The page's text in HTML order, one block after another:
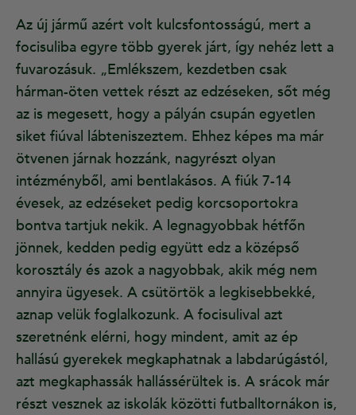
Az új jármű azért volt kulcsfontosságú, mert a
focisuliba egyre több gyerek járt, így nehéz lett a
fuvarozásuk. „Emlékszem, kezdetben csak
hárman-öten vettek részt az edzéseken, sőt még
az is megesett, hogy a pályán csupán egyetlen
siket fiúval lábteniszeztem. Ehhez képes ma már
ötvenen járnak hozzánk, nagyrészt olyan
intézményből, ami bentlakásos. A fiúk 7-14
évesek, az edzéseket pedig korcsoportokra
bontva tartjuk nekik. A legnagyobbak hétfőn
jönnek, kedden pedig együtt edz a középső
korosztály és azok a nagyobbak, akik még nem
annyira ügyesek. A csütörtök a legkisebbekké,
aznap velük foglalkozunk. A focisulival azt
szeretnénk elérni, hogy mindent, amit az ép
hallású gyerekek megkaphatnak a labdarúgástól,
azt megkaphassák hallássérültek is. A srácok már
részt vesznek az iskolák közötti futballtornákon is,